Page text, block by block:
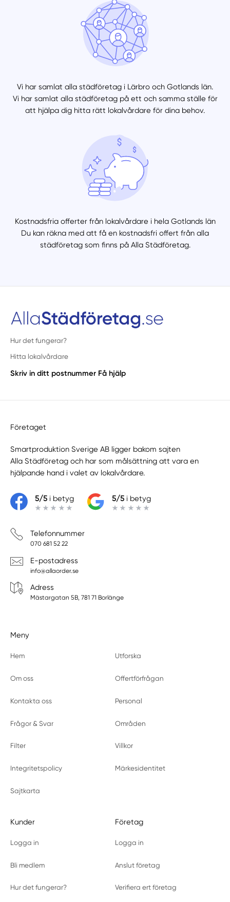
Vi har samlat alla städföretag i Lärbro och Gotlands län.
Vi har samlat alla städföretag på ett och samma ställe för
att hjälpa dig hitta rätt lokalvårdare för dina behov.
Kostnadsfria offerter från lokalvårdare i hela Gotlands län
Du kan räkna med att få en kostnadsfri offert från alla
städföretag som finns på Alla Städföretag.
Hur det fungerar?
Hitta lokalvårdare
Skriv in ditt postnummer Få hjälp
Företaget
Smartproduktion Sverige AB ligger bakom sajten
Alla Städföretag och har som målsättning att vara en
hjälpande hand i valet av lokalvårdare.
5/5i betyg 5/5i betyg
Telefonnummer
070 681 52 22
E-postadress
info@allaorder.se
Adress
Mästargatan 5B, 781 71 Borlänge
Meny
Hem Utforska
Om oss Offertförfrågan
Kontakta oss Personal
Frågor & Svar Områden
Filter Villkor
Integritetspolicy Märkesidentitet
Sajtkarta
Kunder
Logga in
Bli medlem
Hur det fungerar?
Företag
Logga in
Anslut företag
Verifiera ert företag